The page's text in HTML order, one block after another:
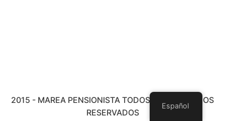
2015 - MAREA PENSIONISTA TODOS LOS DERECHOS
RESERVADOS
Español